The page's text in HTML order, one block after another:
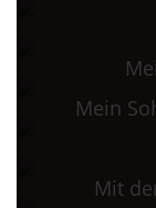
Mein
Mit